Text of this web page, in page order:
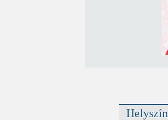
Helyszín